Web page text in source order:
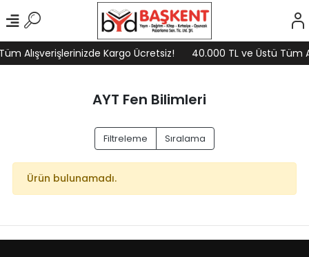
Alışverişlerinizde Kargo Ücretsiz! 40.000 TL ve Üstü Tüm
AYT Fen Bilimleri
Filtreleme Sıralama
Ürün bulunamadı.